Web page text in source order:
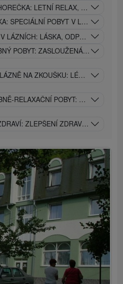
LETNÍ RELAX, LÉČIVÉ
SPECIÁLNÍ POBYT V LÁZNÍCH V
LÁZNÍCH: LÁSKA, ODPOČINEK A
POBYT: ZASLOUŽENÁ
NA ZKOUŠKU: LÉČEBNÝ
RELAXAČNÍ POBYT: ZLATÉ DNY
ZLEPŠENÍ ZDRAVOTNÍHO